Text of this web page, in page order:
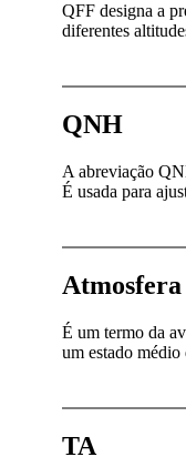
QFF designa a
diferentes
QNH
A abreviação
É usada para
É um termo da
um estado médio
TA